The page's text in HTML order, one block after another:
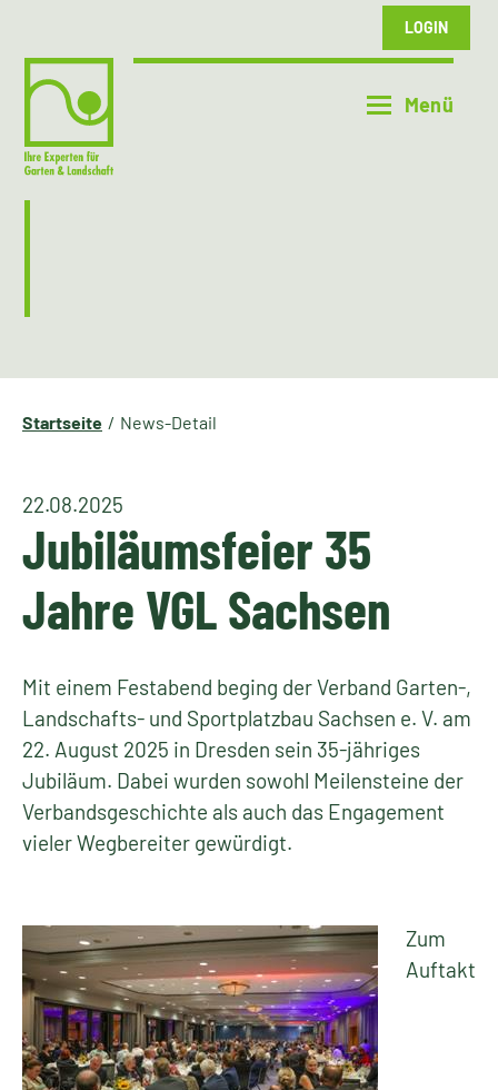
LOGIN
Startseite News-Detail
22.08.2025
Jubiläumsfeier 35
Jahre VGL Sachsen
Mit einem Festabend beging der Verband Garten-,
Landschafts- und Sportplatzbau Sachsen e. V. am
22. August 2025 in Dresden sein 35-jähriges
Jubiläum. Dabei wurden sowohl Meilensteine der
Verbandsgeschichte als auch das Engagement
vieler Wegbereiter gewürdigt.
Zum
Auftakt